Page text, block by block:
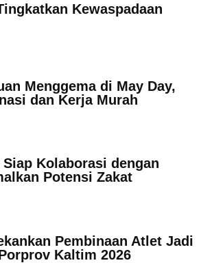
Kewaspadaan
Menggema di May Day,
dan Kerja Murah
Siap Kolaborasi dengan
Potensi Zakat
Pembinaan Atlet Jadi
Kaltim 2026